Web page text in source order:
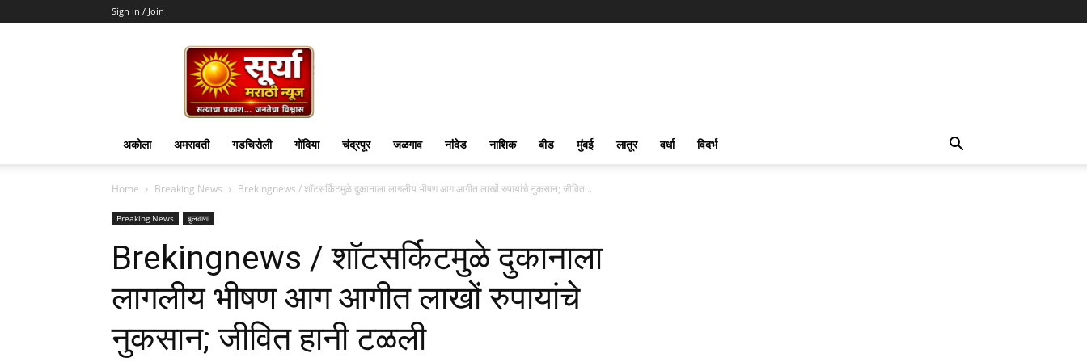
Sign in / Join
Surya
Marathi
News
अकोला अमरावती गडचिरोली गोंदिया चंद्रपूर जळगाव नांदेड नाशिक बीड मुंबई लातूर वर्धा विदर्भ
Home Breaking News Brekingnews / शॉटसर्किटमुळे दुकानाला लागलीय भीषण आग आगीत लाखों रुपायांचे नुकसान; जीवित...
Breaking News बुलढाणा
Brekingnews / शॉटसर्किटमुळे दुकानाला
लागलीय भीषण आग आगीत लाखों रुपायांचे
नुकसान; जीवित हानी टळली